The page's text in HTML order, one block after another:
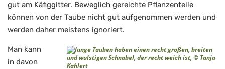
gut am Käfiggitter. Beweglich gereichte Pflanzenteile
können von der Taube nicht gut aufgenommen werden und
werden daher meistens ignoriert.
Man kann
in davon